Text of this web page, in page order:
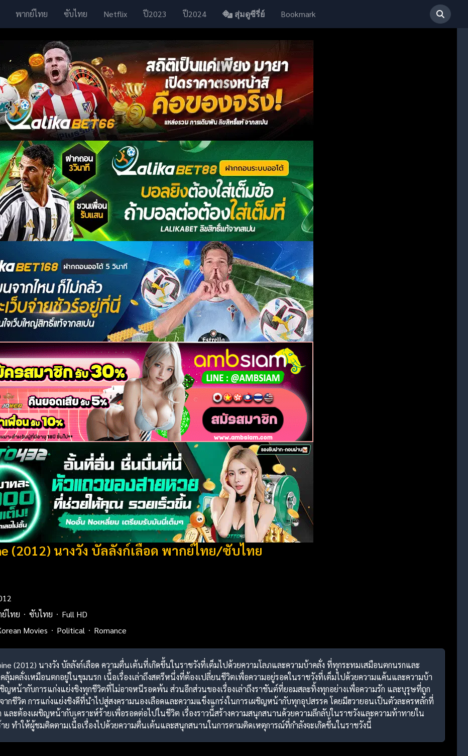
พากย์ไทย ซับไทย Netflix ปี2023 ปี2024 สุ่มดูซีรี่ย์ Bookmark
(2012) นางวัง บัลลังก์เลือด พากย์ไทย/ซับไทย
ไทย ซับไทย
Full HD
Movies Political Romance
(2012) นางวัง บัลลังก์เลือด ความตื่นเต้นที่เกิดขึ้นในราชวังที่เต็มไปด้วยความโลภและความบ้าคลั่ง ที่ทุกระทมเสมือนตกนรกและ
ลุ้มคลั่งเหมือนตกอยู่ในขุมนรก เนื้อเรื่องเล่าถึงสตรีหนึ่งที่ต้องเปลี่ยนชีวิตเพื่อความอยู่รอดในราชวังที่เต็มไปด้วยความแค้นและความบ้า
ญหน้ากับการแก่งแย่งชิงทุกชีวิตที่ไม่อาจหนีรอดพ้น ส่วนอีกส่วนของเรื่องเล่าถึงราชันต์ที่ยอมสละทิ้งทุกอย่างเพื่อความรัก และบุรุษที่ถูก
ากชีวิต การแก่งแย่งชิงดีที่นำไปสู่สงครามนองเลือดและความแข็งแกร่งในการเผชิญหน้ากับทุกอุปสรรค โดยมีฮวายอนเป็นตัวละครหลักที่
ละต้องเผชิญหน้ากับเคราะห์ร้ายเพื่อรอดต่อไปในชีวิต เรื่องราวนี้สร้างความสนุกสนานด้วยความลึกลับในราชวังและความท้าทายใน
าย ทำให้ผู้ชมติดตามเนื้อเรื่องไปด้วยความตื่นเต้นและสนุกสนานในการตามติดเหตุการณ์ที่กำลังจะเกิดขึ้นในราชวังนี้